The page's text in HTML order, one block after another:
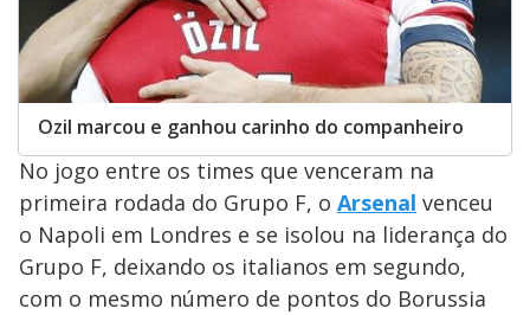
Ozil marcou e ganhou carinho do companheiro
No jogo entre os times que venceram na
primeira rodada do Grupo F, o Arsenal venceu
o Napoli em Londres e se isolou na liderança do
Grupo F, deixando os italianos em segundo,
com o mesmo número de pontos do Borussia